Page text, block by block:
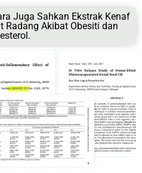
Juga Sahkan Ekstrak Kenaf
Radang Akibat Obesiti dan